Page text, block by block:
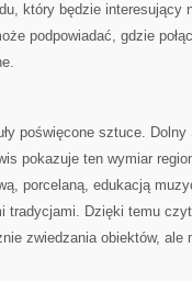
który będzie interesujący
podpowiadać, gdzie
poświęcone sztuce.
pokazuje ten wymiar
porcelaną, edukacją
tradycjami. Dzięki temu
zwiedzania obiektów, ale